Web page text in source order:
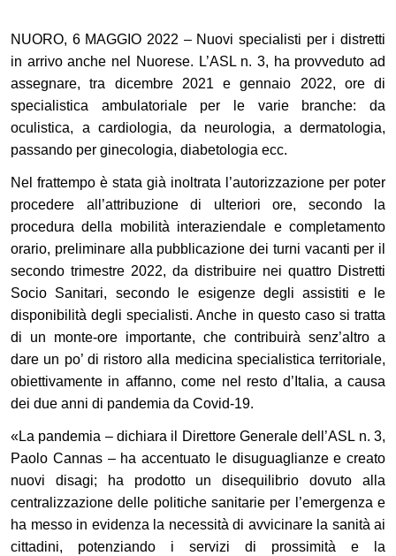
NUORO, 6 MAGGIO 2022 – Nuovi specialisti per i distretti
in arrivo anche nel Nuorese. L’ASL n. 3, ha provveduto ad
assegnare, tra dicembre 2021 e gennaio 2022, ore di
specialistica ambulatoriale per le varie branche: da
oculistica, a cardiologia, da neurologia, a dermatologia,
passando per ginecologia, diabetologia ecc.
Nel frattempo è stata già inoltrata l’autorizzazione per poter
procedere all’attribuzione di ulteriori ore, secondo la
procedura della mobilità interaziendale e completamento
orario, preliminare alla pubblicazione dei turni vacanti per il
secondo trimestre 2022, da distribuire nei quattro Distretti
Socio Sanitari, secondo le esigenze degli assistiti e le
disponibilità degli specialisti. Anche in questo caso si tratta
di un monte-ore importante, che contribuirà senz’altro a
dare un po’ di ristoro alla medicina specialistica territoriale,
obiettivamente in affanno, come nel resto d’Italia, a causa
dei due anni di pandemia da Covid-19.
«La pandemia – dichiara il Direttore Generale dell’ASL n. 3,
Paolo Cannas – ha accentuato le disuguaglianze e creato
nuovi disagi; ha prodotto un disequilibrio dovuto alla
centralizzazione delle politiche sanitarie per l’emergenza e
ha messo in evidenza la necessità di avvicinare la sanità ai
cittadini, potenziando i servizi di prossimità e la